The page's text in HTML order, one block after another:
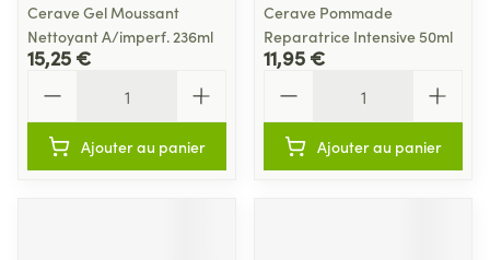
Cerave Gel Moussant
Nettoyant A/imperf. 236ml
15,25 €
Ajouter au panier
Cerave Pommade
Reparatrice Intensive 50ml
11,95 €
Ajouter au panier